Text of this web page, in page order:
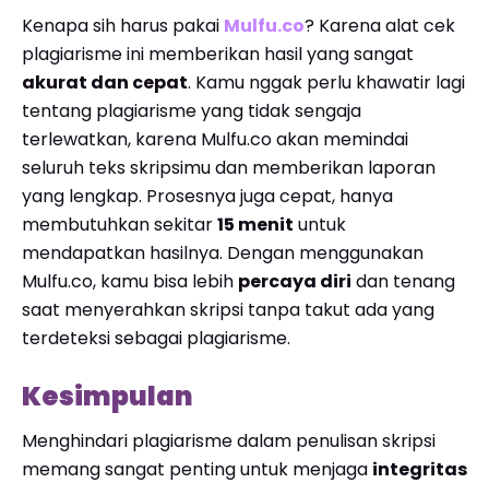
Kenapa sih harus pakai Mulfu.co? Karena alat cek
plagiarisme ini memberikan hasil yang sangat
akurat dan cepat. Kamu nggak perlu khawatir lagi
tentang plagiarisme yang tidak sengaja
terlewatkan, karena Mulfu.co akan memindai
seluruh teks skripsimu dan memberikan laporan
yang lengkap. Prosesnya juga cepat, hanya
membutuhkan sekitar15 menit untuk
mendapatkan hasilnya. Dengan menggunakan
Mulfu.co, kamu bisa lebih percaya diri dan tenang
saat menyerahkan skripsi tanpa takut ada yang
terdeteksi sebagai plagiarisme.
Kesimpulan
Menghindari plagiarisme dalam penulisan skripsi
memang sangat penting untuk menjaga integritas